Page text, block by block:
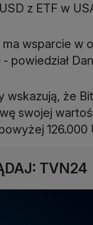
z ETF w
ma wsparcie w
- powiedział
wskazują, że
swojej
126.000
TVN24